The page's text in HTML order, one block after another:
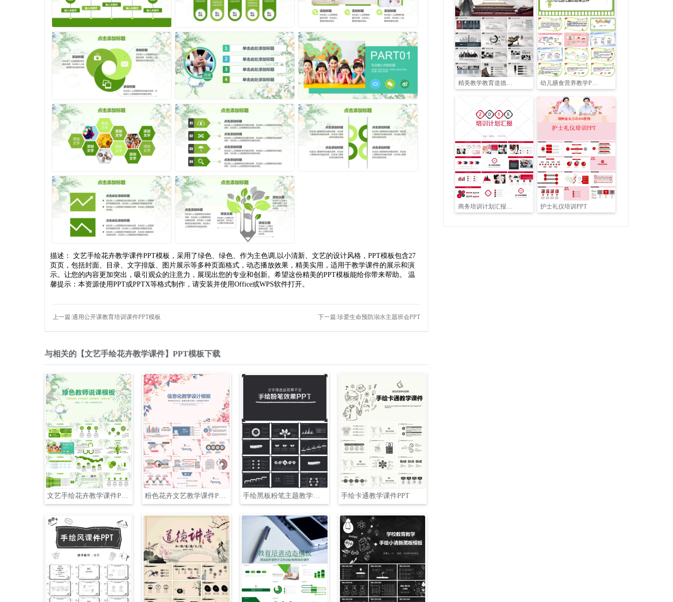
描述： 文艺手绘花卉教学课件PPT模板，采用了绿色、绿色、作为主色调,以小清新、文艺的设计风格，PPT模板包含27
页页，包括封面、目录、文字排版、图片展示等多种页面格式，动态播放效果，精美实用，适用于教学课件的展示和演
示。让您的内容更加突出，吸引观众的注意力，展现出您的专业和创新。希望这份精美的PPT模板能给你带来帮助。 温
馨提示：本资源使用PPT或PPTX等格式制作，请安装并使用Office或WPS软件打开。
上一篇:通用公开课教育培训课件PPT模板 下一篇:珍爱生命预防溺水主题班会PPT
与相关的【文艺手绘花卉教学课件】PPT模板下载
文艺手绘花卉教学课件PPT模板 手绘卡通教学课件PPT
商务培训计划汇报通用PPT模板 护士礼仪培训PPT